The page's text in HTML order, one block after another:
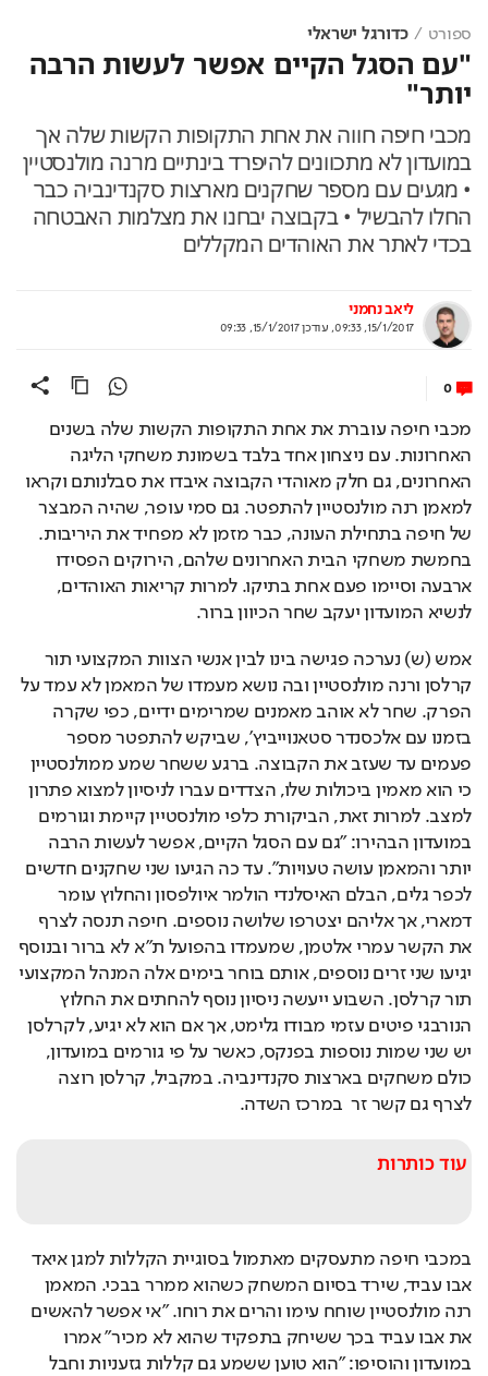
ספורט כדורגל ישראלי
"עם הסגל הקיים אפשר לעשות הרבה
יותר"
מכבי חיפה חווה את אחת התקופות הקשות שלה אך
במועדון לא מתכוונים להיפרד בינתיים מרנה מולנסטיין
• מגעים עם מספר שחקנים מארצות סקנדינביה כבר
החלו להבשיל • בקבוצה יבחנו את מצלמות האבטחה
בכדי לאתר את האוהדים המקללים
ליאב נחמני
15/1/2017, 09:33
,עודכן15/1/2017, 09:33
0
מכבי חיפה עוברת את אחת התקופות הקשות שלה בשנים
האחרונות. עם ניצחון אחד בלבד בשמונת משחקי הליגה
האחרונים, גם חלק מאוהדי הקבוצה איבדו את סבלנותם וקראו
למאמן רנה מולנסטיין להתפטר. גם סמי עופר, שהיה המבצר
של חיפה בתחילת העונה, כבר מזמן לא מפחיד את היריבות.
בחמשת משחקי הבית האחרונים שלהם, הירוקים הפסידו
ארבעה וסיימו פעם אחת בתיקו. למרות קריאות האוהדים,
לנשיא המועדון יעקב שחר הכיוון ברור.
אמש (ש) נערכה פגישה בינו לבין אנשי הצוות המקצועי תור
קרלסן ורנה מולנסטיין ובה נושא מעמדו של המאמן לא עמד על
הפרק. שחר לא אוהב מאמנים שמרימים ידיים, כפי שקרה
בזמנו עם אלכסנדר סטאנוייביץ', שביקש להתפטר מספר
פעמים עד שעזב את הקבוצה. ברגע ששחר שמע ממולנסטיין
כי הוא מאמין ביכולות שלו, הצדדים עברו לניסיון למצוא פתרון
למצב. למרות זאת, הביקורת כלפי מולנסטיין קיימת וגורמים
במועדון הבהירו: "גם עם הסגל הקיים, אפשר לעשות הרבה
יותר והמאמן עושה טעויות". עד כה הגיעו שני שחקנים חדשים
לכפר גלים, הבלם האיסלנדי הולמר איולפסון והחלוץ עומר
דמארי, אך אליהם יצטרפו שלושה נוספים. חיפה תנסה לצרף
את הקשר עמרי אלטמן, שמעמדו בהפועל ת"א לא ברור ובנוסף
יגיעו שני זרים נוספים, אותם בוחר בימים אלה המנהל המקצועי
תור קרלסן. השבוע ייעשה ניסיון נוסף להחתים את החלוץ
הנורבגי פיטים עזמי מבודו גלימט, אך אם הוא לא יגיע, לקרלסן
יש שני שמות נוספות בפנקס, כאשר על פי גורמים במועדון,
כולם משחקים בארצות סקנדינביה. במקביל, קרלסן רוצה
לצרף גם קשר זר  במרכז השדה.
עוד כותרות
במכבי חיפה מתעסקים מאתמול בסוגיית הקללות למגן איאד
אבו עביד, שירד בסיום המשחק כשהוא ממרר בבכי. המאמן
רנה מולנסטיין שוחח עימו והרים את רוחו. "אי אפשר להאשים
את אבו עביד בכך ששיחק בתפקיד שהוא לא מכיר" אמרו
במועדון והוסיפו: "הוא טוען ששמע גם קללות גזעניות וחבל